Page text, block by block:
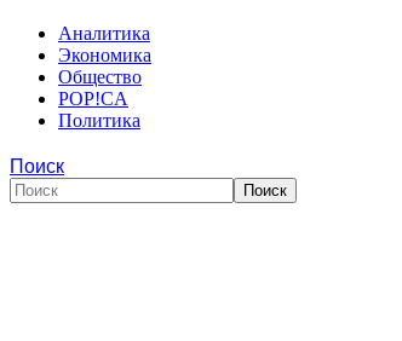
Аналитика
Экономика
Общество
POP!CA
Политика
Поиск